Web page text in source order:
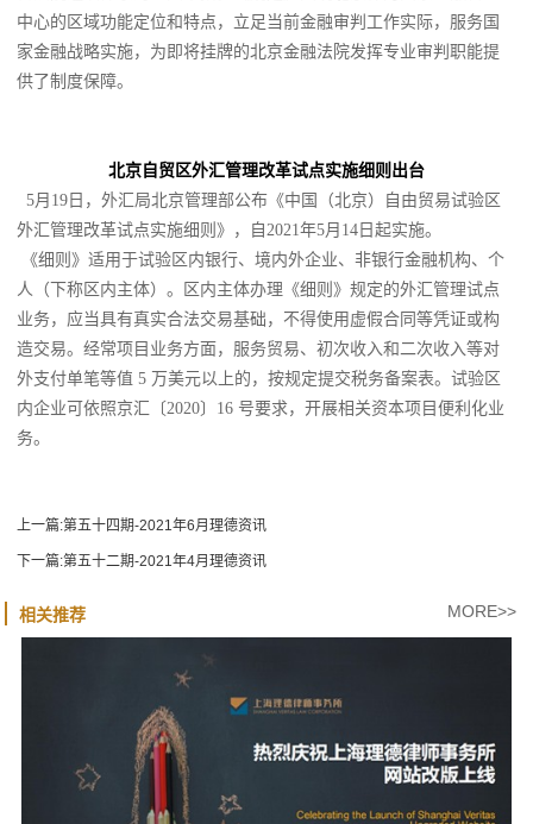
中心的区域功能定位和特点，立足当前金融审判工作实际，服务国
家金融战略实施，为即将挂牌的北京金融法院发挥专业审判职能提
供了制度保障。
北京自贸区外汇管理改革试点实施细则出台
5月19日，外汇局北京管理部公布《中国（北京）自由贸易试验区
外汇管理改革试点实施细则》，自2021年5月14日起实施。
《细则》适用于试验区内银行、境内外企业、非银行金融机构、个
人（下称区内主体）。区内主体办理《细则》规定的外汇管理试点
业务，应当具有真实合法交易基础，不得使用虚假合同等凭证或构
造交易。经常项目业务方面，服务贸易、初次收入和二次收入等对
外支付单笔等值 5 万美元以上的，按规定提交税务备案表。试验区
内企业可依照京汇〔2020〕16 号要求，开展相关资本项目便利化业
务。
上一篇:第五十四期-2021年6月理德资讯
下一篇:第五十二期-2021年4月理德资讯
相关推荐 MORE>>